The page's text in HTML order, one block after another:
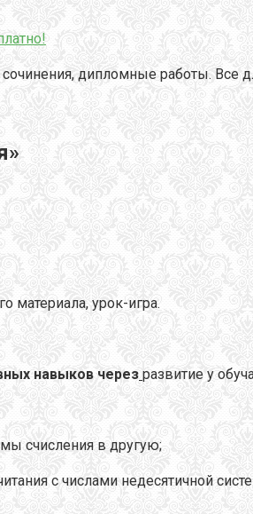
дипломные работы. Все
материала, урок-игра.
навыков через развитие у
счисления в другую;
с числами недесятичной